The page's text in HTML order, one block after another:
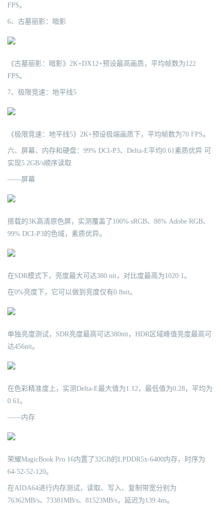
FPS。
6、古墓丽影：暗影
《古墓丽影：暗影》2K+DX12+预设最高画质，平均帧数为122
FPS。
7、极限竞速：地平线5
《极限竞速：地平线5》2K+预设极端画质下，平均帧数为70 FPS。
六、屏幕、内存和硬盘：99% DCI-P3、Delta-E平均0.61素质优异 可
实现5.2GB/s顺序读取
——屏幕
搭载的3K高清原色屏，实测覆盖了100% sRGB、88% Adobe RGB、
99% DCI-P3的色域，素质优异。
在SDR模式下，亮度最大可达380 nit，对比度最高为1020:1。
在0%亮度下，它可以做到亮度仅有0.8nit。
单独亮度测试，SDR亮度最高可达380nit，HDR区域峰值亮度最高可
达456nit。
在色彩精准度上，实测Delta-E最大值为1.12，最低值为0.28，平均为
0.61。
——内存
荣耀MagicBook Pro 16内置了32GB的LPDDR5x-6400内存，时序为
64-52-52-120。
在AIDA64进行内存测试，读取、写入、复制带宽分别为
76362MB/s、73381MB/s、81523MB/s，延迟为139.4ns。